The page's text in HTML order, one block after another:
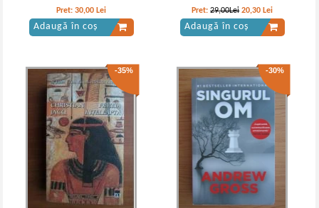
Pret:30,00 Lei
Adaugă în coș
Pret:29,00Lei 20,30 Lei
Adaugă în coș
-35% -30%